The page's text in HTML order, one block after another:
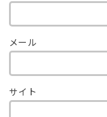
メール
サイト